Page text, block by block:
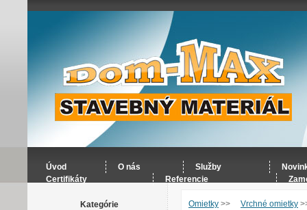
Úvod O nás Služby
Certifikáty
Referencie
Kategórie Omietky >> Vrchné omietky